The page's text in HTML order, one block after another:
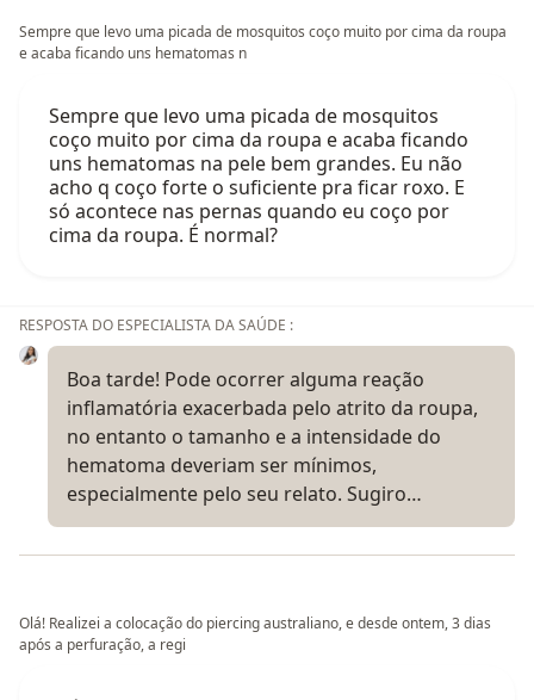
Sempre que levo uma picada de mosquitos coço muito por cima da roupa
e acaba ficando uns hematomas n
Sempre que levo uma picada de mosquitos
coço muito por cima da roupa e acaba ficando
uns hematomas na pele bem grandes. Eu não
acho q coço forte o suficiente pra ficar roxo. E
só acontece nas pernas quando eu coço por
cima da roupa. É normal?
RESPOSTA DO ESPECIALISTA DA SAÚDE :
Boa tarde! Pode ocorrer alguma reação
inflamatória exacerbada pelo atrito da roupa,
no entanto o tamanho e a intensidade do
hematoma deveriam ser mínimos,
especialmente pelo seu relato. Sugiro…
Olá! Realizei a colocação do piercing australiano, e desde ontem, 3 dias
após a perfuração, a regi